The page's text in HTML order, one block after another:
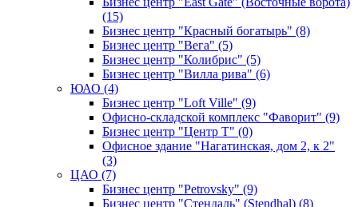
(15)
Бизнес центр "Красный богатырь" (8)
Бизнес центр "Вега" (5)
Бизнес центр "Колибрис" (5)
Бизнес центр "Вилла рива" (6)
ЮАО (4)
Бизнес центр "Loft Ville" (9)
Офисно-складской комплекс "Фаворит" (9)
Бизнес центр "Центр Т" (0)
Офисное здание "Нагатинская, дом 2, к 2"
(3)
ЦАО (7)
Бизнес центр "Petrovsky" (9)
Бизнес центр "Стендаль" (Stendhal) (8)